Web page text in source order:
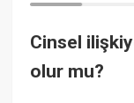
Cinsel
olur mu?